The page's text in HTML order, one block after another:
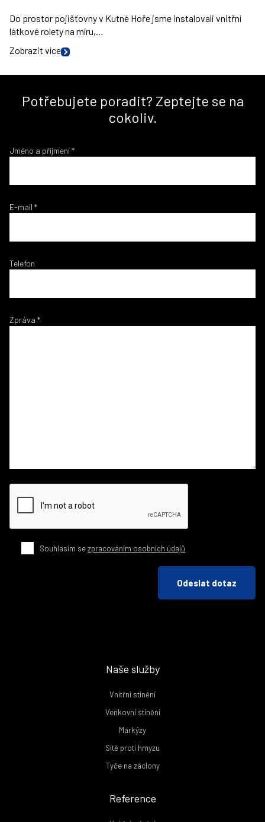
Do prostor pojišťovny v Kutné Hoře jsme instalovali vnitřní
látkové rolety na míru,…
Zobrazit více
Potřebujete poradit? Zeptejte se na
cokoliv.
Jméno a příjmení*
E-mail *
Telefon
Zpráva *
Souhlasím sezpracováním osobních údajů
Odeslat dotaz
Naše služby
Vnitřní stínění
Venkovní stínění
Markýzy
Sítě proti hmyzu
Tyče na záclony
Reference